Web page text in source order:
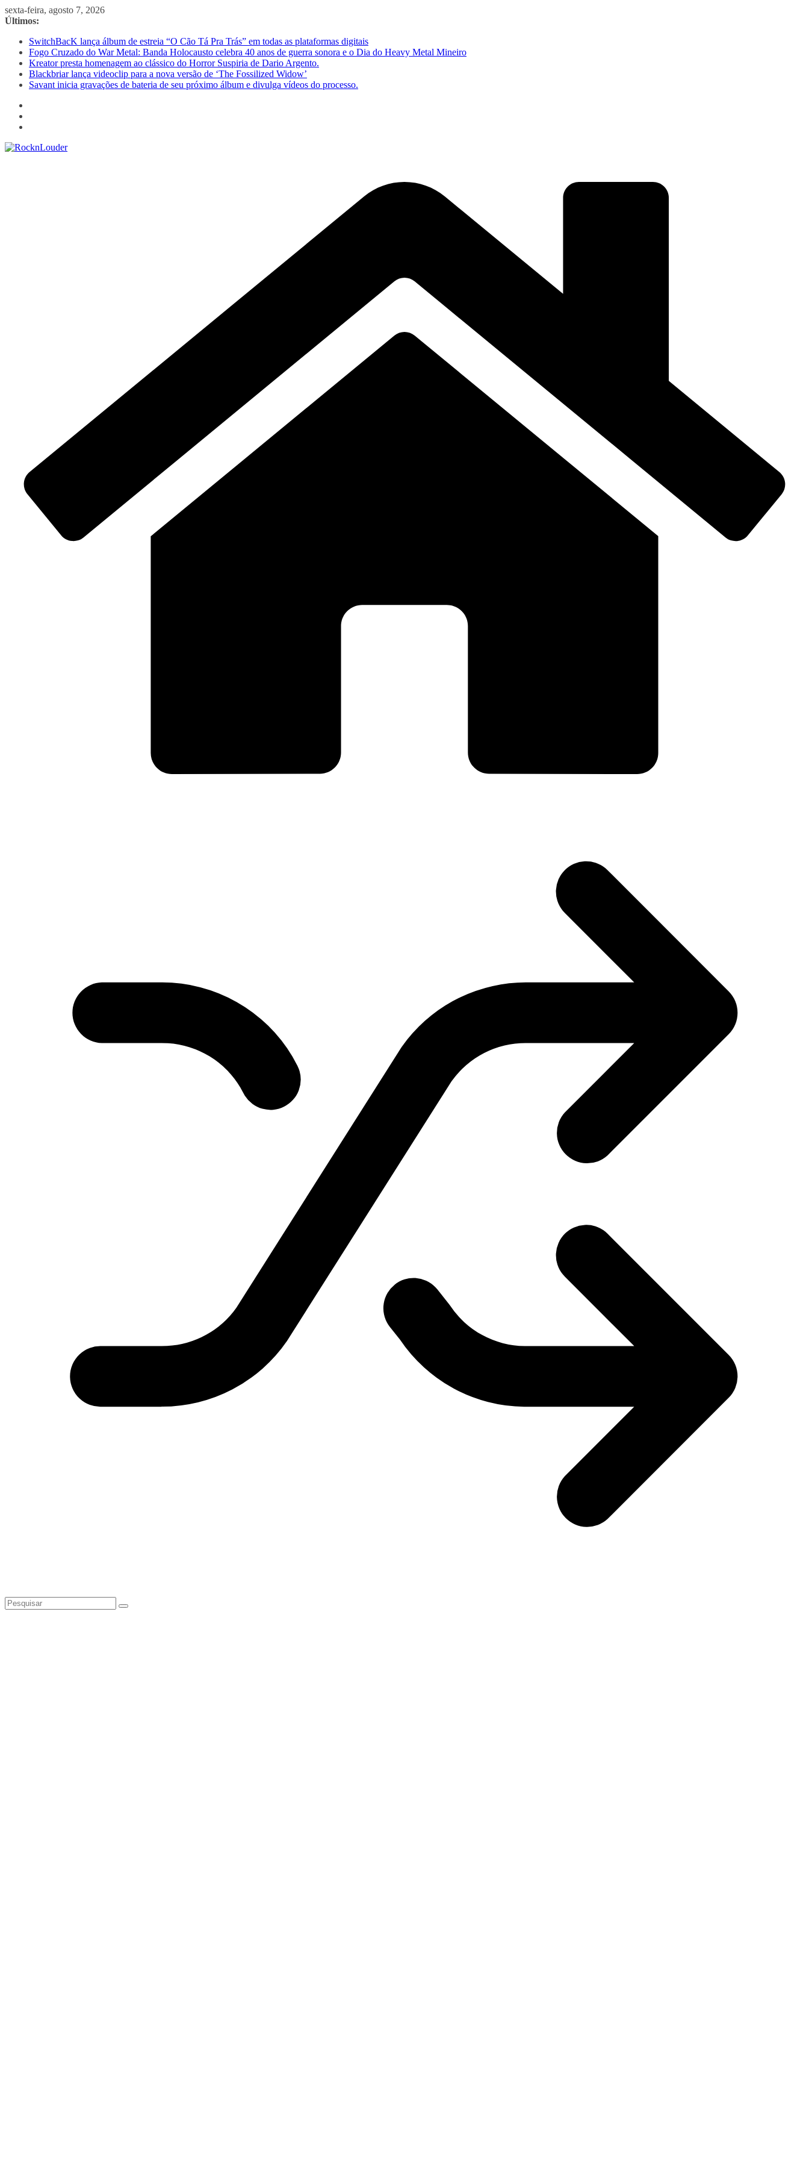
Pular
para
conteúdo
sexta-feira, agosto 7, 2026
Últimos:
SwitchBacK lança álbum de estreia “O Cão Tá Pra Trás” em todas as plataformas digitais
Fogo Cruzado do War Metal: Banda Holocausto celebra 40 anos de guerra sonora e o Dia do Heavy Metal Mineiro
Kreator presta homenagem ao clássico do Horror Suspiria de Dario Argento.
Blackbriar lança videoclip para a nova versão de ‘The Fossilized Widow’
Savant inicia gravações de bateria de seu próximo álbum e divulga vídeos do processo.